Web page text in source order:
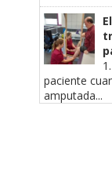
paciente
amputada...